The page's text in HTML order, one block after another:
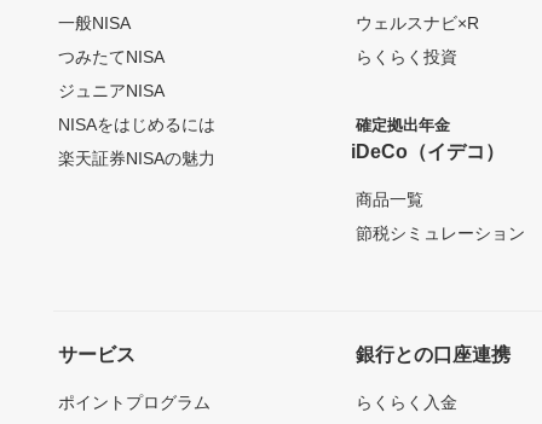
一般NISA
つみたてNISA
ジュニアNISA
NISAをはじめるには
楽天証券NISAの魅力
ウェルスナビ×R
らくらく投資
確定拠出年金
iDeCo（イデコ）
商品一覧
節税シミュレーション
サービス
ポイントプログラム
銀行との口座連携
らくらく入金